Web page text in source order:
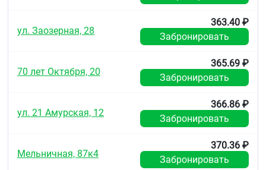
При появлении вышеуказанных или иных
побочных реакций, не указанных в инструкции,
следует прекратить применение препарата и
Передозировка
Маловероятна, возможная передозировка может
привести к дискомфорту со стороны желудочно-
кишечного тракта: тошноте.
: симптоматическое под контролем врача.
Взаимодействие с другими
ул. Заозерная, 28
363.40 ₽
Забронировать
70 лет Октября, 20
365.69 ₽
Забронировать
ул. 21 Амурская, 12
366.86 ₽
Забронировать
Мельничная, 87к4
370.36 ₽
Забронировать